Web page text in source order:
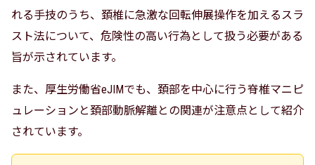
れる手技のうち、頚椎に急激な回転伸展操作を加えるスラ
スト法について、危険性の高い行為として扱う必要がある
旨が示されています。
また、厚生労働省eJIMでも、頚部を中心に行う脊椎マニピ
ュレーションと頚部動脈解離との関連が注意点として紹介
されています。